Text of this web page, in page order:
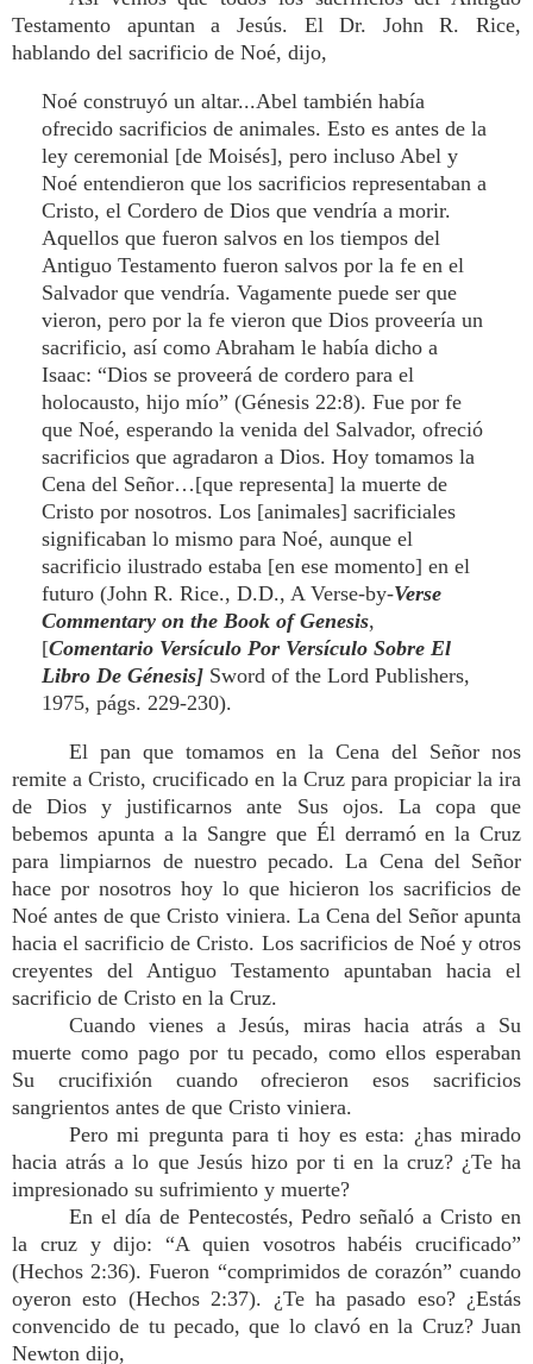
Testamento apuntan a Jesús. El Dr. John R. Rice,
hablando del sacrificio de Noé, dijo,
Noé construyó un altar...Abel también había
ofrecido sacrificios de animales. Esto es antes de la
ley ceremonial [de Moisés], pero incluso Abel y
Noé entendieron que los sacrificios representaban a
Cristo, el Cordero de Dios que vendría a morir.
Aquellos que fueron salvos en los tiempos del
Antiguo Testamento fueron salvos por la fe en el
Salvador que vendría. Vagamente puede ser que
vieron, pero por la fe vieron que Dios proveería un
sacrificio, así como Abraham le había dicho a
Isaac: “Dios se proveerá de cordero para el
holocausto, hijo mío” (Génesis 22:8). Fue por fe
que Noé, esperando la venida del Salvador, ofreció
sacrificios que agradaron a Dios. Hoy tomamos la
Cena del Señor…[que representa] la muerte de
Cristo por nosotros. Los [animales] sacrificiales
significaban lo mismo para Noé, aunque el
sacrificio ilustrado estaba [en ese momento] en el
futuro (John R. Rice., D.D., A Verse-by-Verse
Commentary on the Book of Genesis,
[Comentario Versículo Por Versículo Sobre El
Libro De Génesis] Sword of the Lord Publishers,
1975, págs. 229-230).
El pan que tomamos en la Cena del Señor nos
remite a Cristo, crucificado en la Cruz para propiciar la ira
de Dios y justificarnos ante Sus ojos. La copa que
bebemos apunta a la Sangre que Él derramó en la Cruz
para limpiarnos de nuestro pecado. La Cena del Señor
hace por nosotros hoy lo que hicieron los sacrificios de
Noé antes de que Cristo viniera. La Cena del Señor apunta
hacia el sacrificio de Cristo. Los sacrificios de Noé y otros
creyentes del Antiguo Testamento apuntaban hacia el
sacrificio de Cristo en la Cruz.
Cuando vienes a Jesús, miras hacia atrás a Su
muerte como pago por tu pecado, como ellos esperaban
Su crucifixión cuando ofrecieron esos sacrificios
sangrientos antes de que Cristo viniera.
Pero mi pregunta para ti hoy es esta: ¿has mirado
hacia atrás a lo que Jesús hizo por ti en la cruz? ¿Te ha
impresionado su sufrimiento y muerte?
En el día de Pentecostés, Pedro señaló a Cristo en
la cruz y dijo: “A quien vosotros habéis crucificado”
(Hechos 2:36). Fueron “comprimidos de corazón” cuando
oyeron esto (Hechos 2:37). ¿Te ha pasado eso? ¿Estás
convencido de tu pecado, que lo clavó en la Cruz? Juan
Newton dijo,